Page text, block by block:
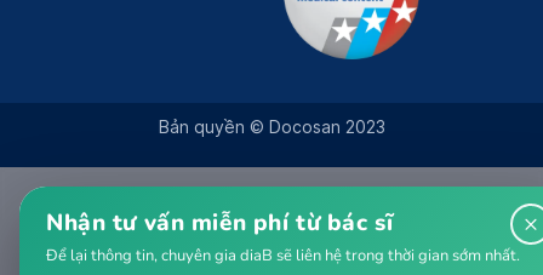
Bản quyền © Docosan 2023
×
Nhận tư vấn miễn phí từ bác sĩ
Để lại thông tin, chuyên gia diaB sẽ liên hệ trong thời gian sớm nhất.